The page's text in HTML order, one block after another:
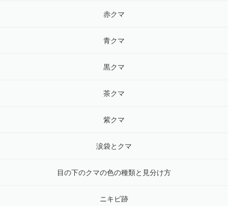
赤クマ
青クマ
黒クマ
茶クマ
紫クマ
涙袋とクマ
目の下のクマの色の種類と見分け方
ニキビ跡